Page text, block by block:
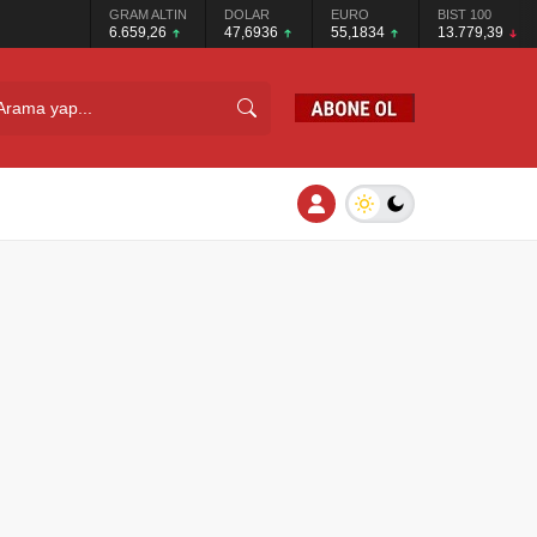
GRAM ALTIN
6.659,26
DOLAR
47,6936
EURO
55,1834
BIST 100
13.779,39